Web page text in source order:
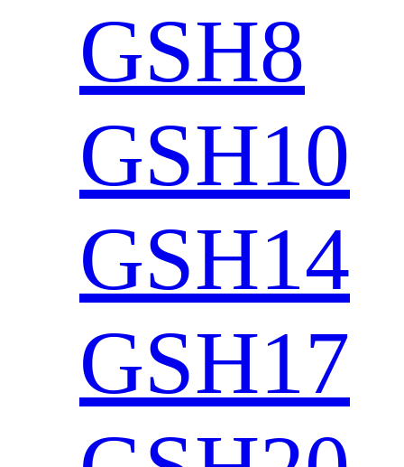
GSH8
GSH10
GSH14
GSH17